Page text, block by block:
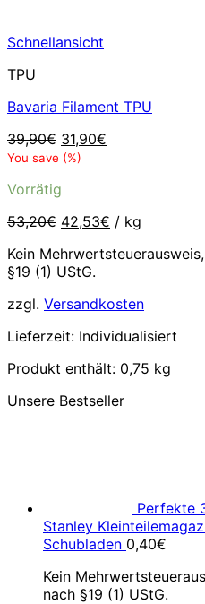
Schnellansicht
TPU
Bavaria Filament TPU
39,90€ Ursprünglicher
Preis
39,90€
31,90€
You save (%)
Vorrätig
53,20€ Ursprünglicher
war:
53,20€
42,53€ Aktueller
ist:
/ kg
Kein
§19 (1) UStG.
zzgl. Versandkosten
Lieferzeit: Individualisiert
Produkt enthält: 0,75 kg
Unsere Bestseller
Perfekte
Stanley
Schubladen 0,40€
Kein
nach §19 (1) UStG.